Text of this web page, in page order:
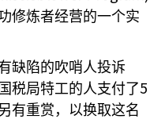
修炼者经营的一个实
缺陷的吹哨人投诉
税局特工的人支付了5
有重赏，以换取这名